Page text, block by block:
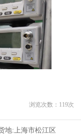
浏览次数： 119次
地:上海市松江区